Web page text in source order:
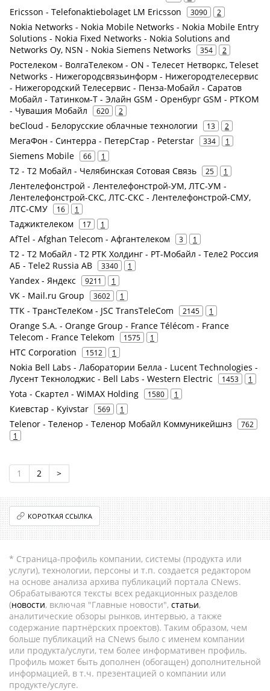
Ericsson - Telefonaktiebolaget LM Ericsson 3090 2
Nokia Networks - Nokia Mobile Networks - Nokia Mobile Entry
Solutions - Nokia Fixed Networks - Nokia Solutions and
Networks Oy, NSN - Nokia Siemens Networks
354 2
Ростелеком - ВолгаТелеком - ON - Телесет Нетворкс, Teleset
Networks - Нижегородсвязьинформ - Нижегородтелесервис
- Нижегородский Телесервис - Пенза-Мобайл - Саратов
Мобайл - Татинком-Т - Элайн GSM - Оренбург GSM - РТКОМ
- Чувашия Мобайл
620 2
beCloud - Белорусские облачные технологии 13 2
МегаФон - Синтерра - ПетерСтар - Peterstar 334 1
Siemens Mobile 66 1
Т2 - Т2 Мобайл - Челябинская Сотовая Связь 25 1
Лентелефонстрой - Лентелефонстрой-УМ, ЛТС-УМ -
Лентелефонстрой-СКС, ЛТС-СКС - Лентелефонстрой-СМУ,
ЛТС-СМУ
16 1
Таджиктелеком 17 1
AfTel - Afghan Telecom - Афгантелеком 3 1
Т2 - Т2 Мобайл - Т2 РТК Холдинг - РТ-Мобайл - Теле2 Россия
АБ - Tele2 Russia AB
3340 1
Yandex - Яндекс 9211 1
VK - Mail.ru Group 3602 1
ТТК - ТрансТелеКом - JSC TransTeleCom 2145 1
Orange S.A. - Orange Group - France Télécom - France
Telecom - France Telekom
1575 1
HTC Corporation 1512 1
Nokia Bell Labs - Лаборатории Белла - Lucent Technologies -
Лусент Текнолоджис - Bell Labs - Western Electric
1453 1
Yota - Скартел - WiMAX Holding 1580 1
Киевстар - Kyivstar 569 1
Telenor - Теленор - Теленор Мобайл Коммуникейшнз
762
1
1 2 >
КОРОТКАЯ ССЫЛКА
* Страница-профиль компании, системы (продукта или
услуги), технологии, персоны и т.п. создается редактором
на основе анализа архива публикаций портала CNews.
Обрабатываются тексты всех редакционных разделов
(новости, включая "Главные новости", статьи,
аналитические обзоры рынков, интервью, а также
содержание партнёрских проектов). Таким образом, чем
больше публикаций на CNews было с именем компании
или продукта/услуги, тем более информативен профиль.
Профиль может быть дополнен (обогащен) дополнительной
информацией, в т.ч. презентацией о компании или
продукте/услуге.